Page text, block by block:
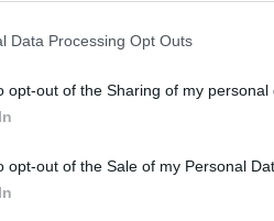
Data Processing Opt Outs
opt-out of the Sharing of my personal
opt-out of the Sale of my Personal
τα βρέφη να κοιμούνται
επιβεβαίωσε αυτή την
σε εξωτερικό χώρο
με τον ύπνο σε
μία ή δύο ώρες.